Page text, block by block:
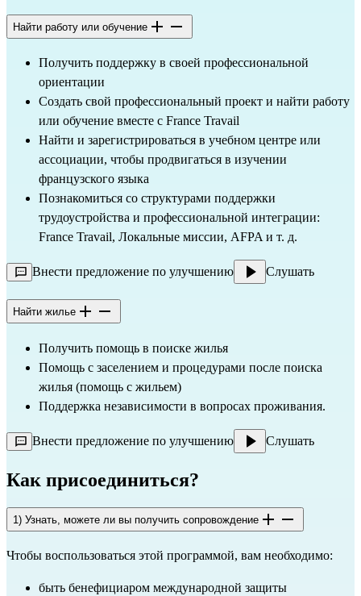
Найти работу или обучение
Получить поддержку в своей профессиональной
ориентации
Создать свой профессиональный проект и найти работу
или обучение вместе с France Travail
Найти и зарегистрироваться в учебном центре или
ассоциации, чтобы продвигаться в изучении
французского языка
Познакомиться со структурами поддержки
трудоустройства и профессиональной интеграции:
France Travail, Локальные миссии, AFPA и т. д.
Внести предложение по улучшению Слушать
Найти жилье
Получить помощь в поиске жилья
Помощь с заселением и процедурами после поиска
жилья (помощь с жильем)
Поддержка независимости в вопросах проживания.
Внести предложение по улучшению Слушать
Как присоединиться?
1) Узнать, можете ли вы получить сопровождение
Чтобы воспользоваться этой программой, вам необходимо:
быть бенефициаром международной защиты